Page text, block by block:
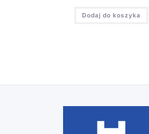
Dodaj do koszyka